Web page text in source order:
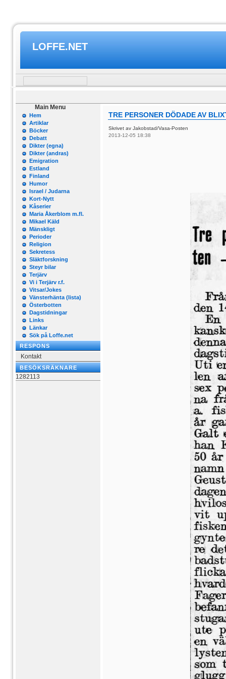
LOFFE.NET
Main Menu
Hem
Artiklar
Böcker
Debatt
Dikter (egna)
Dikter (andras)
Emigration
Estland
Finland
Humor
Israel / Judarna
Kort-Nytt
Kåserier
Maria Åkerblom m.fl.
Mikael Käld
Mänskligt
Perioder
Religion
Sekretess
Släktforskning
Steyr bilar
Terjärv
Vi i Terjärv r.f.
Vitsar/Jokes
Vänsterhänta (lista)
Österbotten
Dagstidningar
Links
Länkar
Sök på Loffe.net
RESPONS
Kontakt
BESÖKSRÄKNARE
1282113
TRE PERSONER DÖDADE AV
Skrivet av Jakobstad/Vasa-Posten
2013-12-05 18:38